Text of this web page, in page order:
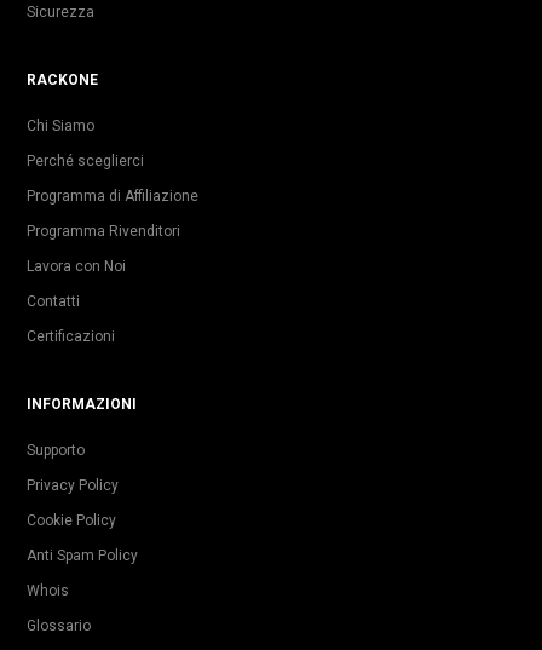
Sicurezza
RACKONE
Chi Siamo
Perché sceglierci
Programma di Affiliazione
Programma Rivenditori
Lavora con Noi
Contatti
Certificazioni
INFORMAZIONI
Supporto
Privacy Policy
Cookie Policy
Anti Spam Policy
Whois
Glossario